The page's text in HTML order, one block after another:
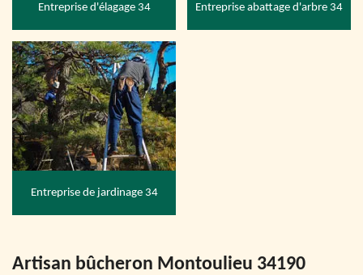
Entreprise d'élagage 34 Entreprise abattage d'arbre 34
Entreprise de jardinage 34
Artisan bûcheron Montoulieu 34190